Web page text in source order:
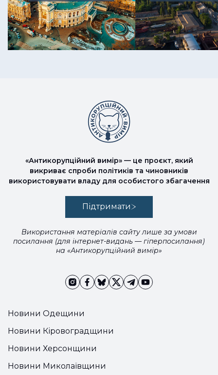
Новини Одещини
Новини Кіровоградщини
Новини Херсонщини
Новини Миколаївщини
«Антикорупційний вимір» — це проєкт, який
викриває спроби політиків та чиновників
використовувати владу для особистого збагачення
Підтримати
Використання матеріалів сайту лише за умови
посилання (для інтернет-видань — гіперпосилання)
на «Антикорупційний вимір»